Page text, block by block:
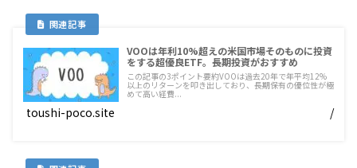
VOOは年利10%超えの米国市場そのものに投資
をする超優良ETF。長期投資がおすすめ
この記事の3ポイント要約VOOは過去20年で年平均12%
以上のリターンを叩き出しており、長期保有の優位性が極
めて高い経費...
toushi-poco.site /